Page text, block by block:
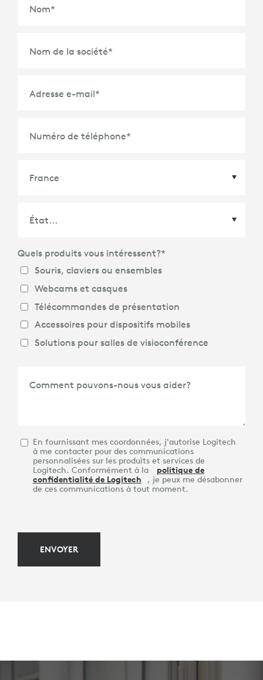
Nom*
Nom de la société*
Adresse e-mail*
Numéro de téléphone*
Pays
État
Quels produits vous intéressent?*
Souris, claviers ou ensembles
Webcams et casques
Télécommandes de présentation
Accessoires pour dispositifs mobiles
Solutions pour salles de visioconférence
Comment pouvons-nous vous aider?
En fournissant mes coordonnées, j'autorise Logitech
à me contacter pour des communications
personnalisées sur les produits et services de
Logitech. Conformément à la
politique de
confidentialité de Logitech
, je peux me désabonner
de ces communications à tout moment.
ENVOYER